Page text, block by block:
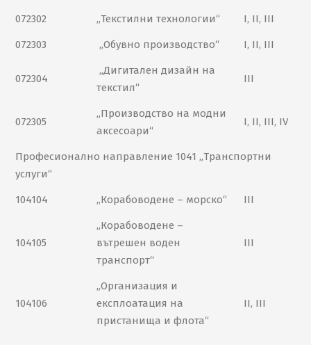
072302 „Текстилни технологии“ I, II, III
072303 „Обувно производство“ I, II, III
072304
„Дигитален дизайн на
текстил“
III
072305
„Производство на модни
аксесоари“
I, II, III, IV
Професионално направление 1041 „Транспортни
услуги“
104104 „Корабоводене – морско“ III
104105
„Корабоводене –
вътрешен воден
транспорт“
III
104106
„Организация и
експлоатация на
пристанища и флота“
II, III